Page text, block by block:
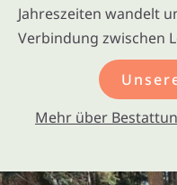
Jahreszeiten wandelt
Verbindung zwischen
Mehr über